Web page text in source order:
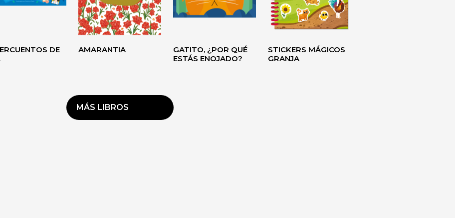
DE
AMARANTIA
GATITO, ¿POR QUÉ
ESTÁS ENOJADO?
STICKERS MÁGICOS
GRANJA
MÁS LIBROS